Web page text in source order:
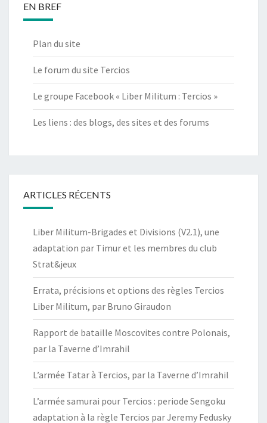
EN BREF
Plan du site
Le forum du site Tercios
Le groupe Facebook « Liber Militum : Tercios »
Les liens : des blogs, des sites et des forums
ARTICLES RÉCENTS
Liber Militum-Brigades et Divisions (V2.1), une
adaptation par Timur et les membres du club
Strat&jeux
Errata, précisions et options des règles Tercios
Liber Militum, par Bruno Giraudon
Rapport de bataille Moscovites contre Polonais,
par la Taverne d’Imrahil
L’armée Tatar à Tercios, par la Taverne d’Imrahil
L’armée samurai pour Tercios : periode Sengoku
adaptation à la règle Tercios par Jeremy Fedusky